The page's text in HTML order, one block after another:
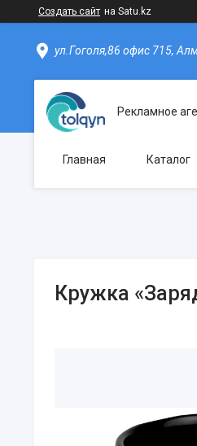
Создать сайт на Satu.kz
ул.Гоголя,86 офис 715,
Рекламное
Главная Каталог
Кружка